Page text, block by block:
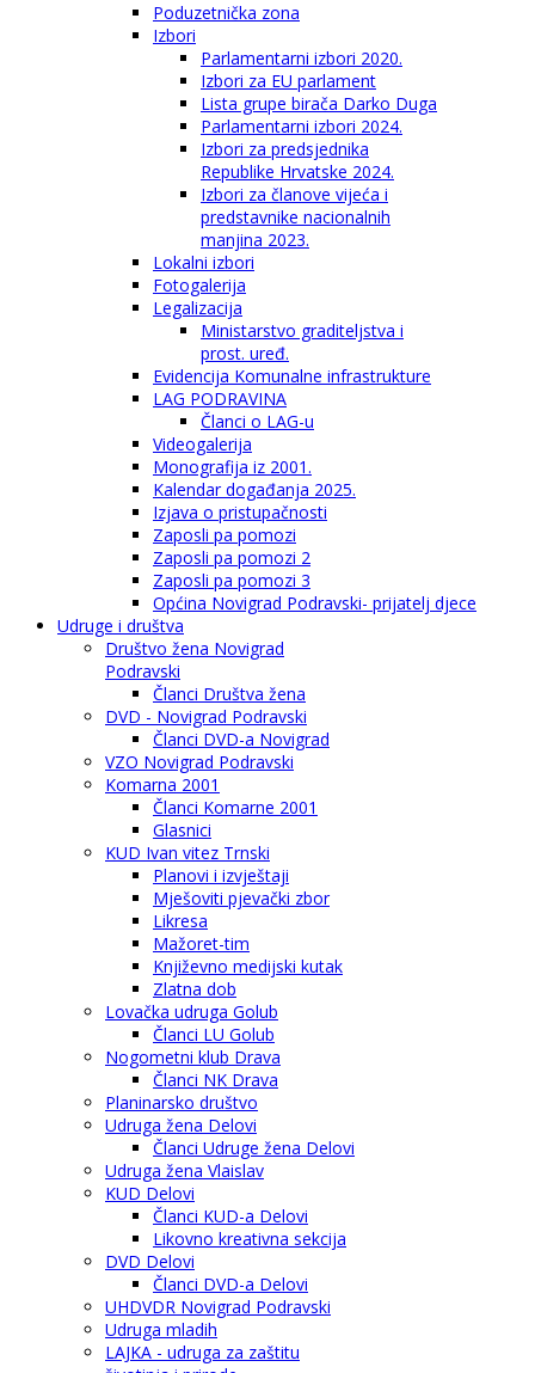
Poduzetnička zona
Izbori
Parlamentarni izbori 2020.
Izbori za EU parlament
Lista grupe birača Darko Duga
Parlamentarni izbori 2024.
Izbori za predsjednika
Republike Hrvatske 2024.
Izbori za članove vijeća i
predstavnike nacionalnih
manjina 2023.
Lokalni izbori
Fotogalerija
Legalizacija
Ministarstvo graditeljstva i
prost. uređ.
Evidencija Komunalne infrastrukture
LAG PODRAVINA
Članci o LAG-u
Videogalerija
Monografija iz 2001.
Kalendar događanja 2025.
Izjava o pristupačnosti
Zaposli pa pomozi
Zaposli pa pomozi 2
Zaposli pa pomozi 3
Općina Novigrad Podravski- prijatelj djece
Udruge i društva
Društvo žena Novigrad
Podravski
Članci Društva žena
DVD - Novigrad Podravski
Članci DVD-a Novigrad
VZO Novigrad Podravski
Komarna 2001
Članci Komarne 2001
Glasnici
KUD Ivan vitez Trnski
Planovi i izvještaji
Mješoviti pjevački zbor
Likresa
Mažoret-tim
Književno medijski kutak
Zlatna dob
Lovačka udruga Golub
Članci LU Golub
Nogometni klub Drava
Članci NK Drava
Planinarsko društvo
Udruga žena Delovi
Članci Udruge žena Delovi
Udruga žena Vlaislav
KUD Delovi
Članci KUD-a Delovi
Likovno kreativna sekcija
DVD Delovi
Članci DVD-a Delovi
UHDVDR Novigrad Podravski
Udruga mladih
LAJKA - udruga za zaštitu